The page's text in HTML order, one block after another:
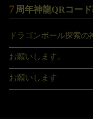
7周年神龍QRコー
ドラゴンボール探索の
お願いします。
お願いします